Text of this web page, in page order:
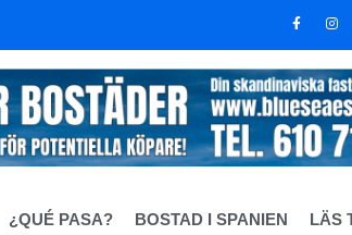
¿QUÉ PASA? BOSTAD I SPANIEN LÄS